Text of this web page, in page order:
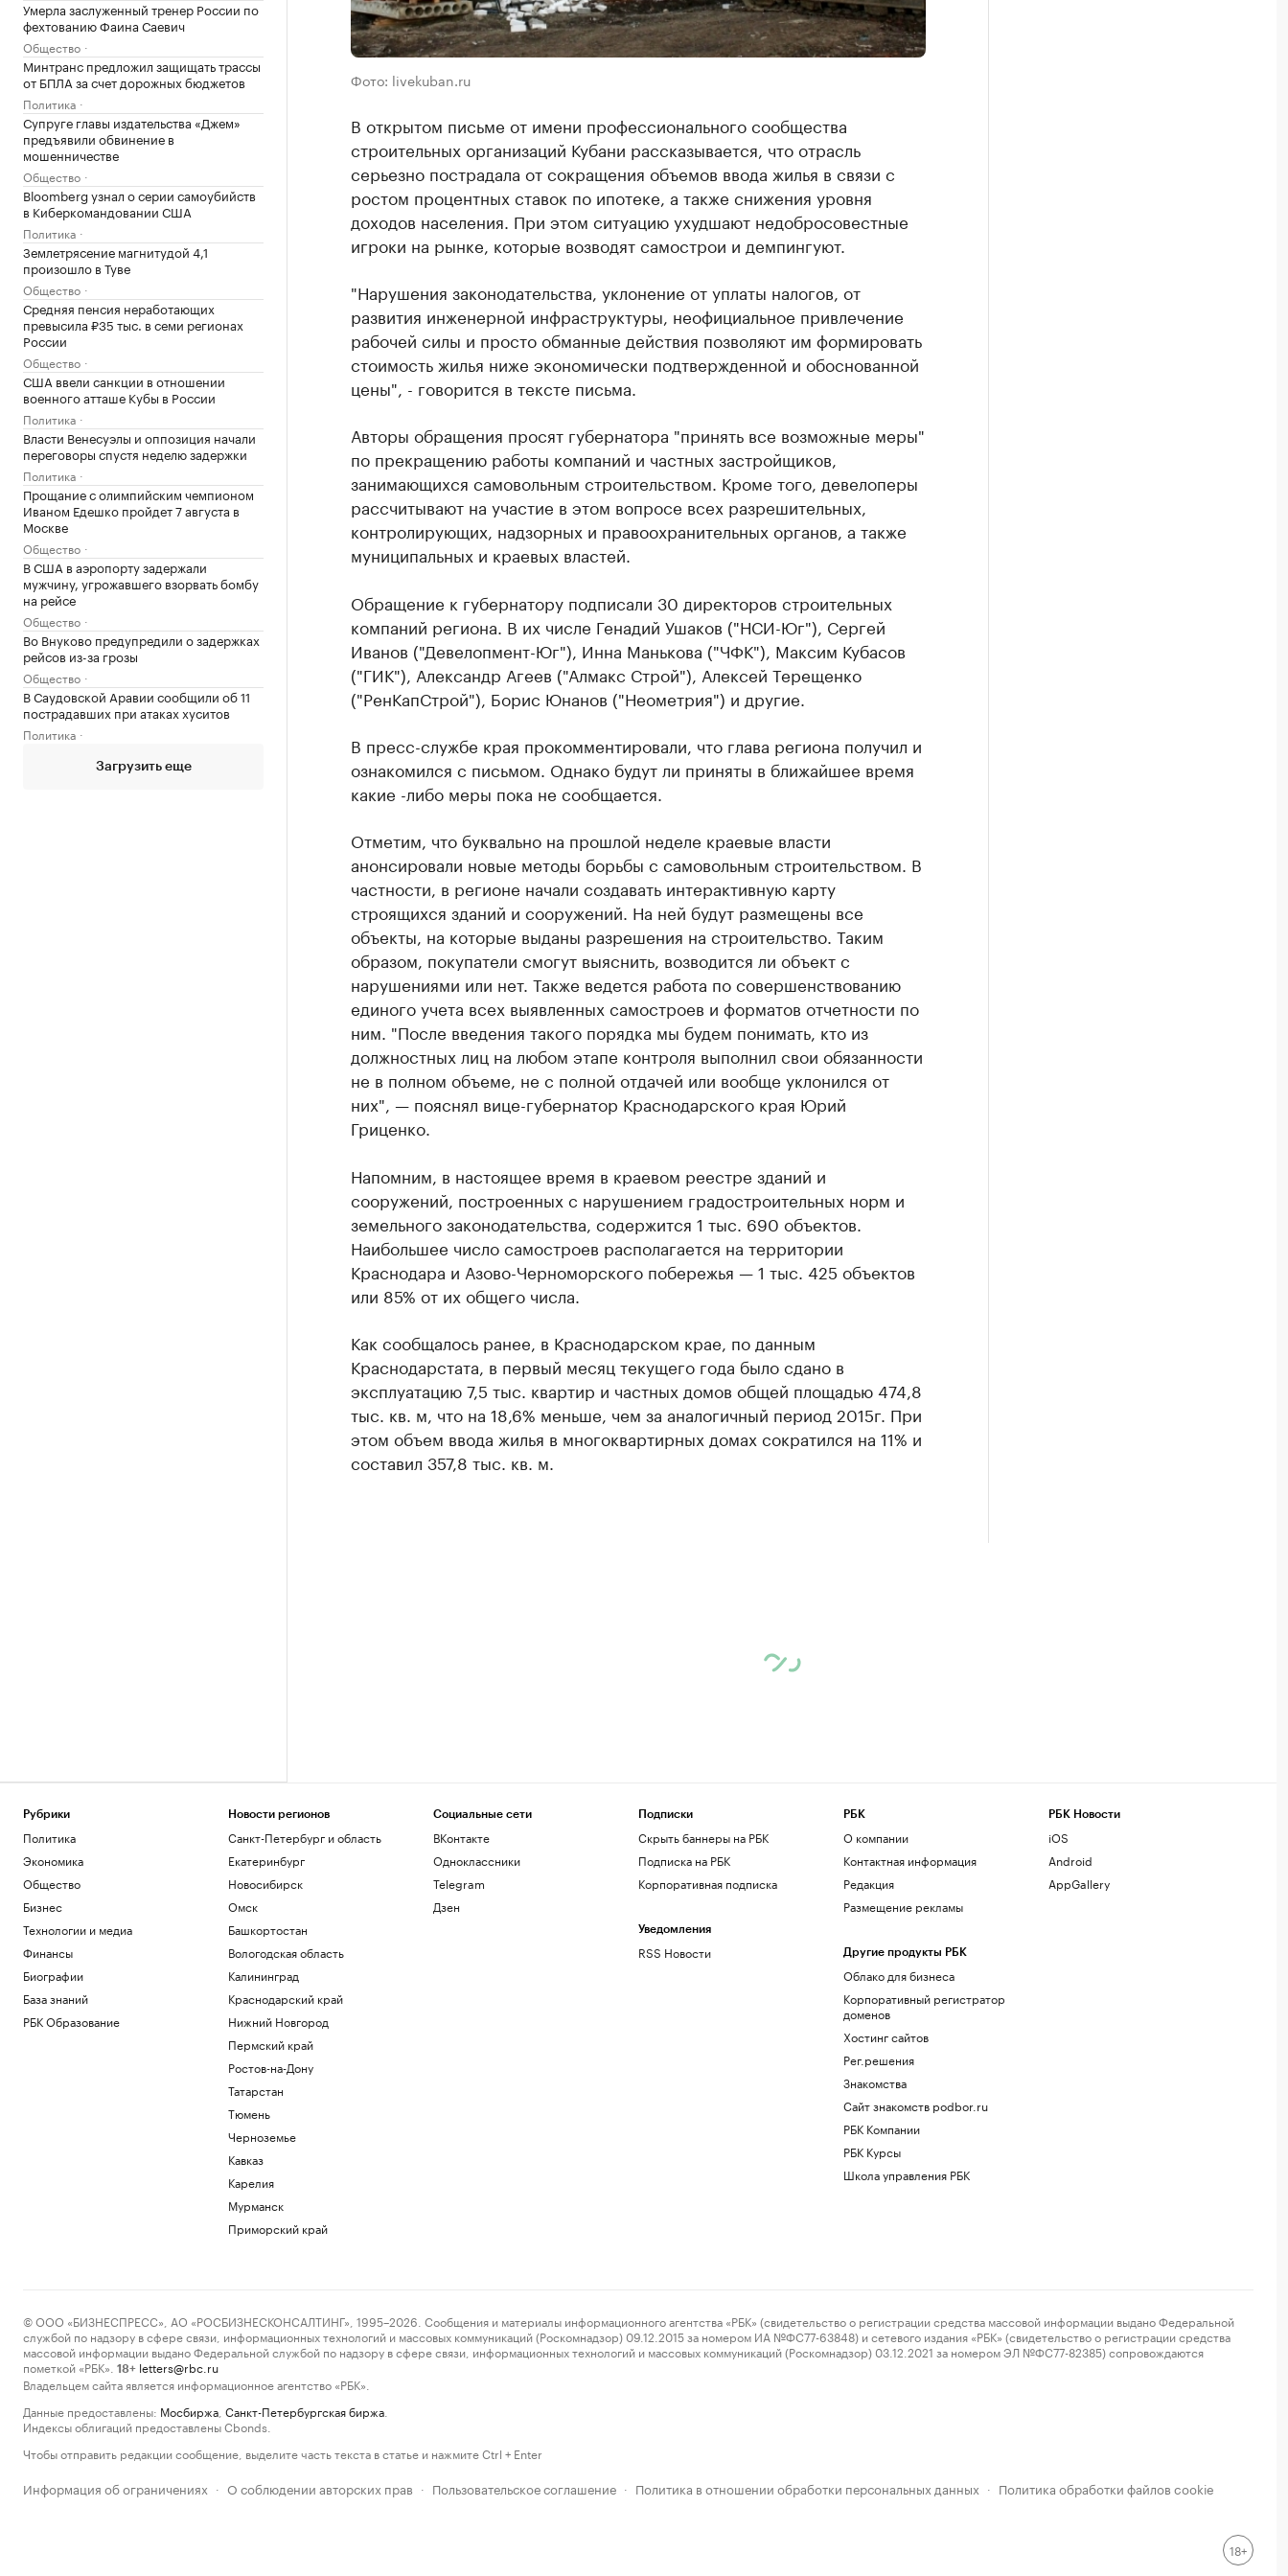
Умерла заслуженный тренер России по
фехтованию Фаина Саевич
Общество
Минтранс предложил защищать трассы
от БПЛА за счет дорожных бюджетов
Политика
Супруге главы издательства «Джем»
предъявили обвинение в
мошенничестве
Общество
Bloomberg узнал о серии самоубийств
в Киберкомандовании США
Политика
Землетрясение магнитудой 4,1
произошло в Туве
Общество
Средняя пенсия неработающих
превысила ₽35 тыс. в семи регионах
России
Общество
США ввели санкции в отношении
военного атташе Кубы в России
Политика
Власти Венесуэлы и оппозиция начали
переговоры спустя неделю задержки
Политика
Прощание с олимпийским чемпионом
Иваном Едешко пройдет 7 августа в
Москве
Общество
В США в аэропорту задержали
мужчину, угрожавшего взорвать бомбу
на рейсе
Общество
Во Внуково предупредили о задержках
рейсов из-за грозы
Общество
В Саудовской Аравии сообщили об 11
пострадавших при атаках хуситов
Политика
Загрузить еще
Фото: livekuban.ru
В открытом письме от имени профессионального сообщества
строительных организаций Кубани рассказывается, что отрасль
серьезно пострадала от сокращения объемов ввода жилья в связи с
ростом процентных ставок по ипотеке, а также снижения уровня
доходов населения. При этом ситуацию ухудшают недобросовестные
игроки на рынке, которые возводят самострои и демпингуют.
"Нарушения законодательства, уклонение от уплаты налогов, от
развития инженерной инфраструктуры, неофициальное привлечение
рабочей силы и просто обманные действия позволяют им формировать
стоимость жилья ниже экономически подтвержденной и обоснованной
цены", - говорится в тексте письма. ​
Авторы обращения просят губернатора "принять все возможные меры"
по прекращению работы компаний и частных застройщиков,
занимающихся самовольным строительством. Кроме того, девелоперы
рассчитывают на участие в этом вопросе всех разрешительных,
контролирующих, надзорных и правоохранительных органов, а также
муниципальных и краевых властей.
Обращение к губернатору подписали 30 директоров строительных
компаний региона. В их числе Генадий Ушаков ("НСИ-Юг"), Сергей
Иванов ("Девелопмент-Юг"), Инна Манькова ("ЧФК"), Максим Кубасов
("ГИК"), Александр Агеев ("Алмакс Строй"), Алексей Терещенко
("РенКапСтрой"), Борис Юнанов ("Неометрия") и другие.
В пресс-службе края прокомментировали, что глава региона получил и
ознакомился с письмом. Однако будут ли приняты в ближайшее время
какие -либо меры пока не сообщается.
Отметим, что буквально на прошлой неделе краевые власти
анонсировали новые методы борьбы с самовольным строительством. В
частности, в регионе начали создавать интерактивную карту
строящихся зданий и сооружений. На ней будут размещены все
объекты, на которые выданы разрешения на строительство. Таким
образом, покупатели смогут выяснить, возводится ли объект с
нарушениями или нет. Также ведется работа по совершенствованию
единого учета всех выявленных самостроев и форматов отчетности по
ним. "После введения такого порядка мы будем понимать, кто из
должностных лиц на любом этапе контроля выполнил свои обязанности
не в полном объеме, не с полной отдачей или вообще уклонился от
них", — пояснял вице-губернатор Краснодарского края Юрий
Гриценко.
Напомним, в настоящее время в краевом реестре зданий и
сооружений, построенных с нарушением градостроительных норм и
земельного законодательства, содержится 1 тыс. 690 объектов.
Наибольшее число самостроев располагается на территории
Краснодара и Азово-Черноморского побережья — 1 тыс. 425 объектов
или 85% от их общего числа.
Как сообщалось ранее, в Краснодарском крае, по данным
Краснодарстата, в первый месяц текущего года было сдано в
эксплуатацию 7,5 тыс. квартир и частных домов общей площадью 474,8
тыс. кв. м, что на 18,6% меньше, чем за аналогичный период 2015г. При
этом объем ввода жилья в многоквартирных домах сократился на 11% и
составил 357,8 тыс. кв. м.
Рубрики
Политика
Экономика
Общество
Бизнес
Технологии и медиа
Финансы
Биографии
База знаний
РБК Образование
Новости регионов
Санкт-Петербург и область
Екатеринбург
Новосибирск
Омск
Башкортостан
Вологодская область
Калининград
Краснодарский край
Нижний Новгород
Пермский край
Ростов-на-Дону
Татарстан
Тюмень
Черноземье
Кавказ
Карелия
Мурманск
Приморский край
Социальные сети
ВКонтакте
Одноклассники
Telegram
Дзен
Подписки
Скрыть баннеры на РБК
Подписка на РБК
Корпоративная подписка
Уведомления
RSS Новости
РБК
О компании
Контактная информация
Редакция
Размещение рекламы
Другие продукты РБК
Облако для бизнеса
Корпоративный регистратор
доменов
Хостинг сайтов
Рег.решения
Знакомства
Сайт знакомств podbor.ru
РБК Компании
РБК Курсы
Школа управления РБК
РБК Новости
iOS
Android
AppGallery
© ООО «БИЗНЕСПРЕСС», АО «РОСБИЗНЕСКОНСАЛТИНГ», 1995–2026. Сообщения и материалы информационного агентства «РБК» (свидетельство о регистрации средства массовой информации выдано Федеральной
службой по надзору в сфере связи, информационных технологий и массовых коммуникаций (Роскомнадзор) 09.12.2015 за номером ИА №ФС77-63848) и сетевого издания «РБК» (свидетельство о регистрации средства
массовой информации выдано Федеральной службой по надзору в сфере связи, информационных технологий и массовых коммуникаций (Роскомнадзор) 03.12.2021 за номером ЭЛ №ФС77-82385) сопровождаются
пометкой «РБК».
18+ letters@rbc.ru
Владельцем сайта является информационное агентство «РБК».
Данные предоставлены: Мосбиржа Санкт-Петербургская биржа
Индексы облигаций предоставлены Cbonds.
Чтобы отправить редакции сообщение, выделите часть текста в статье и нажмите Ctrl + Enter
Информация об ограничениях · О соблюдении авторских прав · Пользовательское соглашение · Политика в отношении обработки персональных данных · Политика обработки файлов cookie
18+